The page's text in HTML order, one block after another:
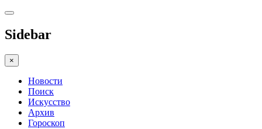
Sidebar
×
Новости
Поиск
Искусство
Архив
Гороскоп